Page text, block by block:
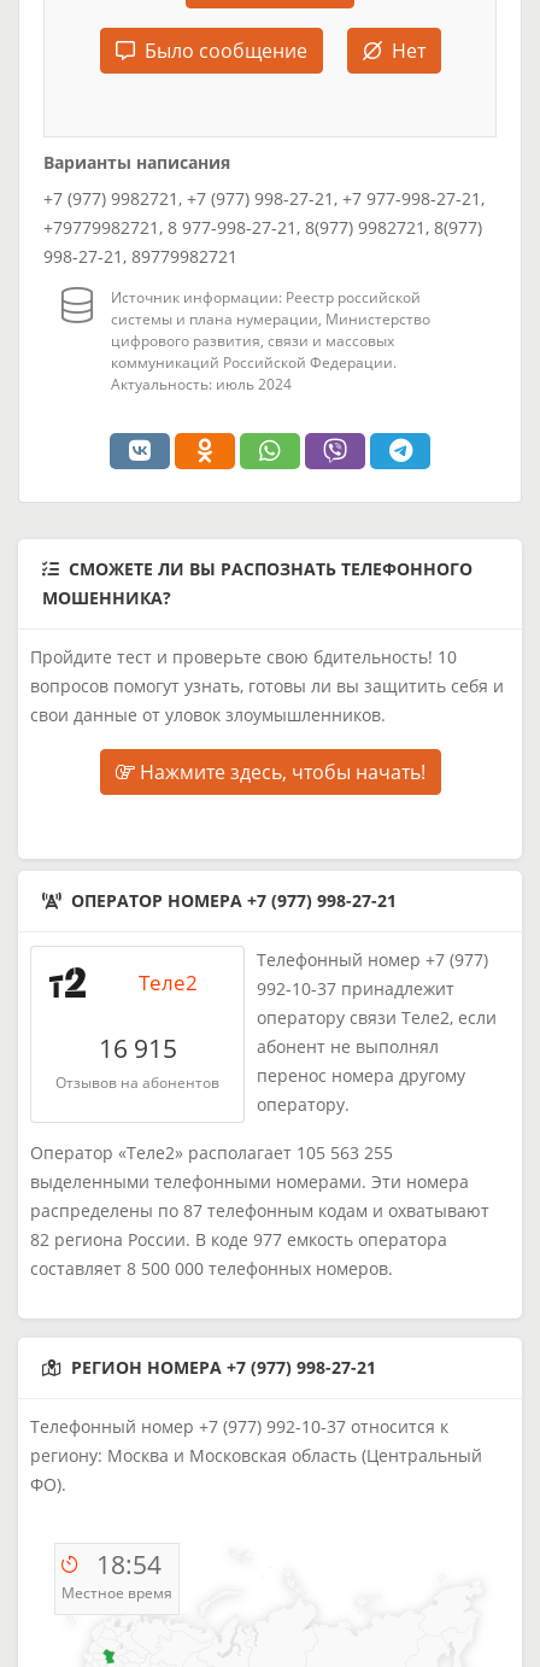
Было сообщение Нет
Варианты написания
+7 (977) 9982721, +7 (977) 998-27-21, +7 977-998-27-21,
+79779982721, 8 977-998-27-21, 8(977) 9982721, 8(977)
998-27-21, 89779982721
Источник информации: Реестр российской
системы и плана нумерации, Министерство
цифрового развития, связи и массовых
коммуникаций Российской Федерации.
Актуальность: июль 2024
СМОЖЕТЕ ЛИ ВЫ РАСПОЗНАТЬ ТЕЛЕФОННОГО
МОШЕННИКА?
Пройдите тест и проверьте свою бдительность! 10
вопросов помогут узнать, готовы ли вы защитить себя и
свои данные от уловок злоумышленников.
Нажмите здесь, чтобы начать!
ОПЕРАТОР НОМЕРА +7 (977) 998-27-21
Теле2
16 915
Отзывов на абонентов
Телефонный номер +7 (977)
992-10-37 принадлежит
оператору связи Теле2, если
абонент не выполнял
перенос номера другому
оператору.
Оператор «Теле2» располагает 105 563 255
выделенными телефонными номерами. Эти номера
распределены по 87 телефонным кодам и охватывают
82 региона России. В коде 977 емкость оператора
составляет 8 500 000 телефонных номеров.
РЕГИОН НОМЕРА +7 (977) 998-27-21
Телефонный номер +7 (977) 992-10-37 относится к
региону: Москва и Московская область (Центральный
ФО).
18:54
Местное время